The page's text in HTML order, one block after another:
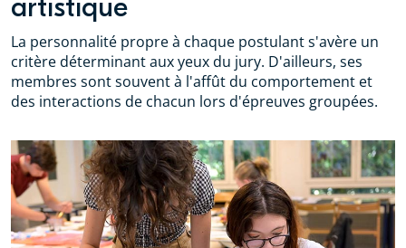
artistique
La personnalité propre à chaque postulant s'avère un
critère déterminant aux yeux du jury. D'ailleurs, ses
membres sont souvent à l'affût du comportement et
des interactions de chacun lors d'épreuves groupées.